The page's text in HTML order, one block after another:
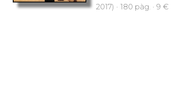
2017) · 180 pàg. · 9 €